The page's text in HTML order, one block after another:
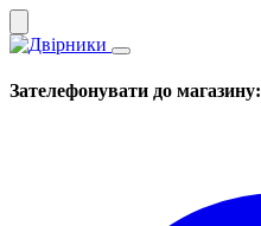
Зателефонувати до магазину: